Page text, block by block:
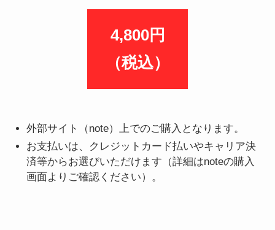
4,800円
（税込）
外部サイト（note）上でのご購入となります。
お支払いは、クレジットカード払いやキャリア決
済等からお選びいただけます（詳細はnoteの購入
画面よりご確認ください）。